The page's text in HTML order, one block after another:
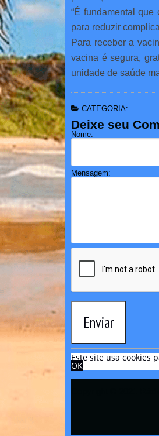
“É fundamental
para reduzir
Para receber a
vacina é segura,
unidade de saúde
CATEGORIA:
Deixe seu
Nome:
Mensagem:
Enviar
Este site usa cookies
OK